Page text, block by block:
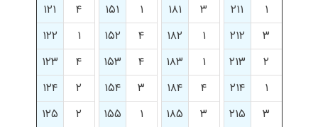
۱
۲۱۱ ۳ ۱۸۱ ۱ ۱۵۱ ۴
۱۲۱
۳
۲۱۲ ۱ ۱۸۲ ۴ ۱۵۲ ۱
۱۲۲
۲
۲۱۳ ۱ ۱۸۳ ۴ ۱۵۳ ۴
۱۲۳
۱
۲۱۴ ۴ ۱۸۴ ۳ ۱۵۴ ۲
۱۲۴
۳
۲۱۵ ۳ ۱۸۵ ۱ ۱۵۵ ۲
۱۲۵